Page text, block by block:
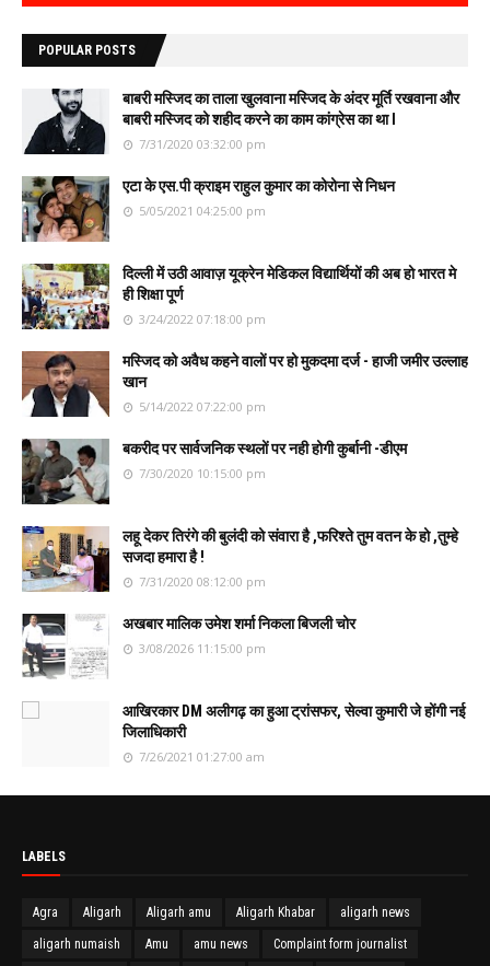
POPULAR POSTS
बाबरी मस्जिद का ताला खुलवाना मस्जिद के अंदर मूर्ति रखवाना और
बाबरी मस्जिद को शहीद करने का काम कांग्रेस का था l
7/31/2020 03:32:00 pm
एटा के एस.पी क्राइम राहुल कुमार का कोरोना से निधन
5/05/2021 04:25:00 pm
दिल्ली में उठी आवाज़ यूक्रेन मेडिकल विद्यार्थियों की अब हो भारत मे
ही शिक्षा पूर्ण
3/24/2022 07:18:00 pm
मस्जिद को अवैध कहने वालों पर हो मुकदमा दर्ज - हाजी जमीर उल्लाह
खान
5/14/2022 07:22:00 pm
बकरीद पर सार्वजनिक स्थलों पर नही होगी कुर्बानी -डीएम
7/30/2020 10:15:00 pm
लहू देकर तिरंगे की बुलंदी को संवारा है ,फरिश्ते तुम वतन के हो ,तुम्हे
सजदा हमारा है !
7/31/2020 08:12:00 pm
अखबार मालिक उमेश शर्मा निकला बिजली चोर
3/08/2026 11:15:00 pm
आखिरकार DM अलीगढ़ का हुआ ट्रांसफर, सेल्वा कुमारी जे होंगी नई
जिलाधिकारी
7/26/2021 01:27:00 am
LABELS
Agra Aligarh Aligarh amu Aligarh Khabar aligarh news
aligarh numaish Amu amu news Complaint form journalist